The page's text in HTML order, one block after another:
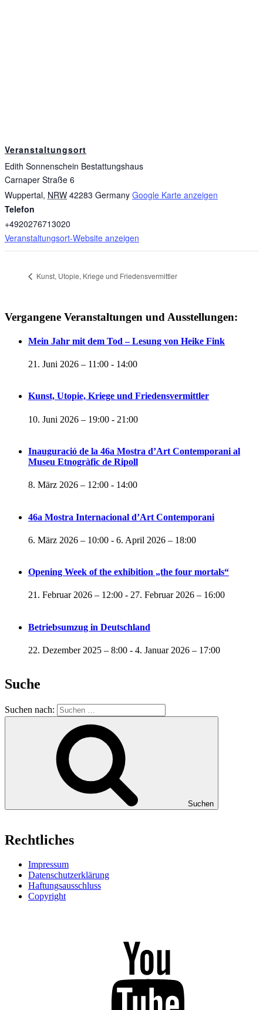
Veranstaltungsort
Edith Sonnenschein Bestattungshaus
Carnaper Straße 6
Wuppertal, NRW 42283 Germany Google Karte anzeigen
Telefon
+4920276713020
Veranstaltungsort-Website anzeigen
Kunst, Utopie, Kriege und Friedensvermittler
Vergangene Veranstaltungen und Ausstellungen:
Mein Jahr mit dem Tod – Lesung von Heike Fink
21. Juni 2026 – 11:00 - 14:00
Kunst, Utopie, Kriege und Friedensvermittler
10. Juni 2026 – 19:00 - 21:00
Inauguració de la 46a Mostra d’Art Contemporani al
Museu Etnogràfic de Ripoll
8. März 2026 – 12:00 - 14:00
46a Mostra Internacional d’Art Contemporani
6. März 2026 – 10:00 - 6. April 2026 – 18:00
Opening Week of the exhibition „the four mortals“
21. Februar 2026 – 12:00 - 27. Februar 2026 – 16:00
Betriebsumzug in Deutschland
22. Dezember 2025 – 8:00 - 4. Januar 2026 – 17:00
Suche
Suchen nach:
Suchen
Rechtliches
Impressum
Datenschutzerklärung
Haftungsausschluss
Copyright